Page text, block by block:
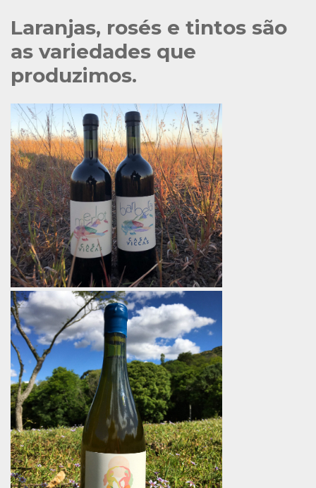
Laranjas, rosés e tintos são
as variedades que
produzimos.